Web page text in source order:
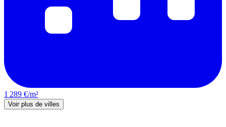
1 289 €/m²
Voir plus de villes